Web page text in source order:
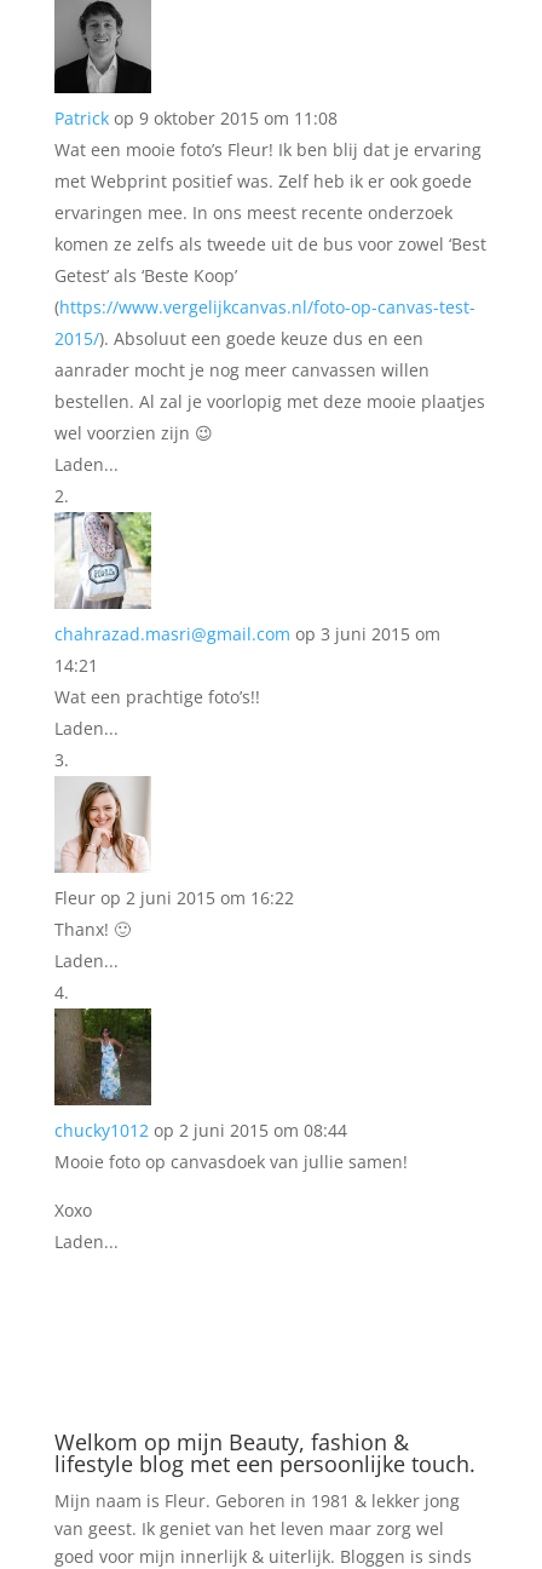
Patrick op 9 oktober 2015 om 11:08
Wat een mooie foto’s Fleur! Ik ben blij dat je ervaring
met Webprint positief was. Zelf heb ik er ook goede
ervaringen mee. In ons meest recente onderzoek
komen ze zelfs als tweede uit de bus voor zowel ‘Best
Getest’ als ‘Beste Koop’
(https://www.vergelijkcanvas.nl/foto-op-canvas-test-
2015/). Absoluut een goede keuze dus en een
aanrader mocht je nog meer canvassen willen
bestellen. Al zal je voorlopig met deze mooie plaatjes
wel voorzien zijn 😉
Laden...
chahrazad.masri@gmail.com op 3 juni 2015 om
14:21
Wat een prachtige foto’s!!
Laden...
Fleur op 2 juni 2015 om 16:22
Thanx! 🙂
Laden...
chucky1012 op 2 juni 2015 om 08:44
Mooie foto op canvasdoek van jullie samen!
Xoxo
Laden...
Welkom op mijn Beauty, fashion &
lifestyle blog met een persoonlijke touch.
Mijn naam is Fleur. Geboren in 1981 & lekker jong
van geest. Ik geniet van het leven maar zorg wel
goed voor mijn innerlijk & uiterlijk. Bloggen is sinds